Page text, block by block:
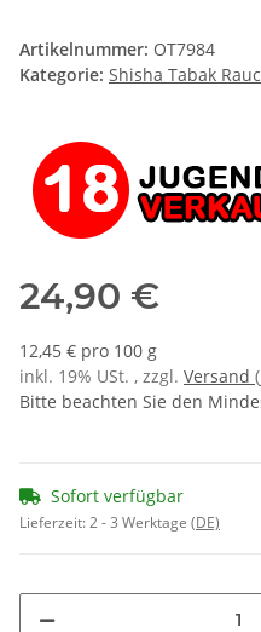
Artikelnummer: OT7984
Kategorie: Shisha Tabak
24,90 €
12,45 € pro 100 g
inkl. 19% USt. , zzgl. Versand
Bitte beachten Sie den
Sofort verfügbar
Lieferzeit:2 - 3 Werktage (DE)